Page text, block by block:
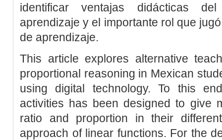
identificar ventajas didácticas
aprendizaje y el importante rol que
de aprendizaje.
This article explores alternative
proportional reasoning in Mexican
using digital technology. To this
activities has been designed to give
ratio and proportion in their
approach of linear functions. For the